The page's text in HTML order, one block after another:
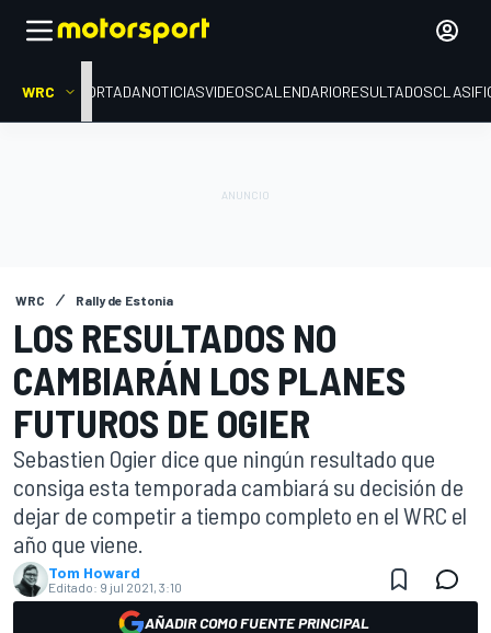
WRC PORTADANOTICIASVIDEOSCALENDARIORESULTADOS
WRC Rally de Estonia
LOS RESULTADOS NO
CAMBIARÁN LOS PLANES
FUTUROS DE OGIER
Sebastien Ogier dice que ningún resultado que
consiga esta temporada cambiará su decisión de
dejar de competir a tiempo completo en el WRC el
año que viene.
Tom Howard
Editado: 9 jul 2021, 3:10
AÑADIR COMO FUENTE PRINCIPAL